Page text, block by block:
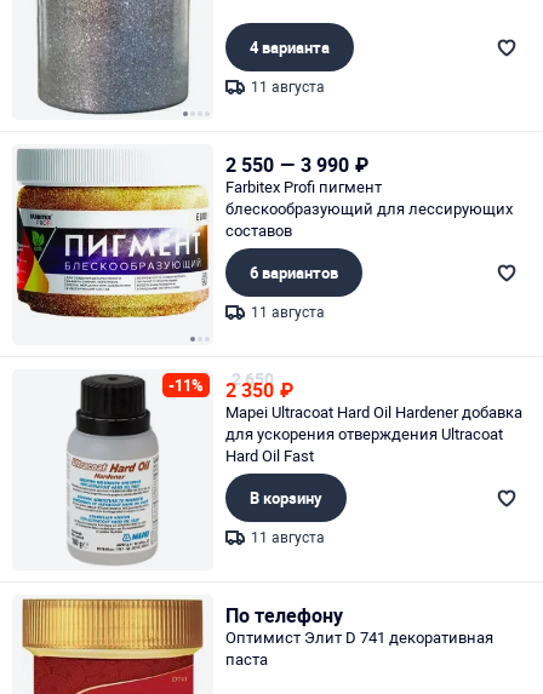
4 варианта
11 августа
2 550 — 3 990 ₽
Farbitex Profi пигмент
блескообразующий для лессирующих
составов
6 вариантов
11 августа
-11% 2 650
2 350 ₽
Mapei Ultracoat Hard Oil Hardener добавка
для ускорения отверждения Ultracoat
Hard Oil Fast
В корзину
11 августа
По телефону
Оптимист Элит D 741 декоративная
паста